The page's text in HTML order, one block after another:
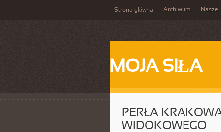
Strona główna Archiwum Nasze
MOJA SIŁA
PERŁA
WIDOKOWEGO